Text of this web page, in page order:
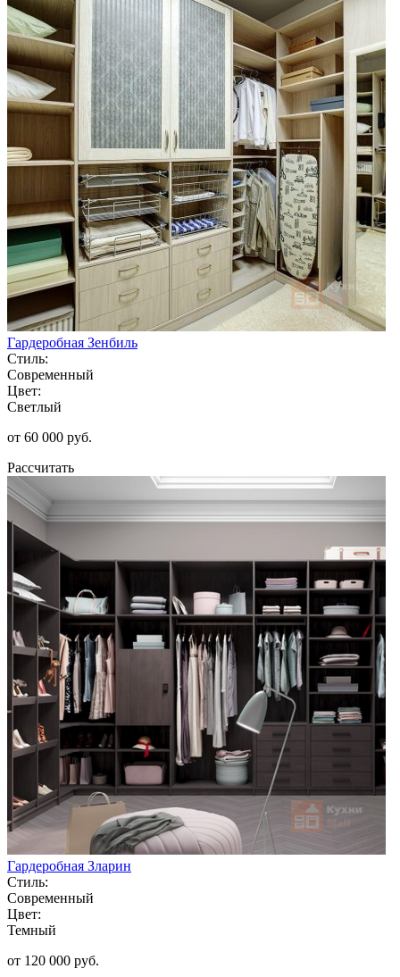
Гардеробная Зенбиль
Стиль:
Современный
Цвет:
Светлый
от 60 000 руб.
Рассчитать
Гардеробная Зларин
Стиль:
Современный
Цвет:
Темный
от 120 000 руб.